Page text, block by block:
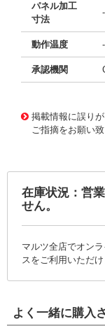
パネル加工
寸法
-
動作温度
承認機関
掲載情報に誤り
ご指摘をお願い致
在庫状況：営
せん。
マルツ全店でオン
スをご利用いただけ
よく一緒に購入